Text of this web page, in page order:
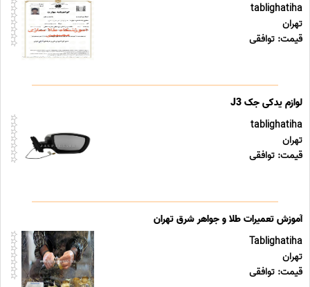
tablighatiha
تهران
قیمت: توافقی
لوازم یدکی جک J3
tablighatiha
تهران
قیمت: توافقی
آموزش تعمیرات طلا و جواهر شرق تهران
Tablighatiha
تهران
قیمت: توافقی